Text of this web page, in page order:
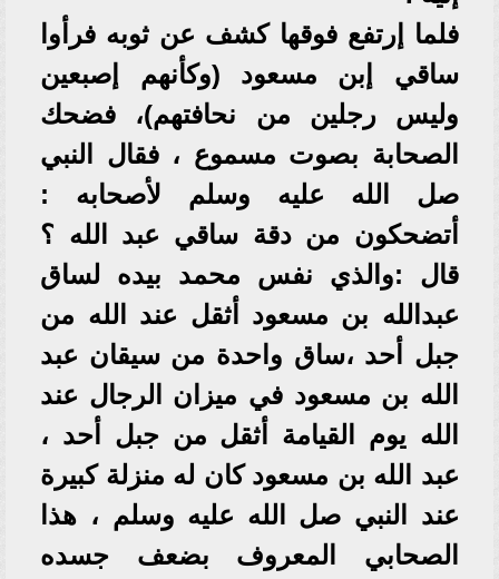
فلما إرتفع فوقها كشف عن ثوبه فرأوا
ساقي إبن مسعود (وكأنهم إصبعين
وليس رجلين من نحافتهم)، فضحك
الصحابة بصوت مسموع ، فقال النبي
صل الله عليه وسلم لأصحابه :
أتضحكون من دقة ساقي عبد الله ؟
قال :والذي نفس محمد بيده لساق
عبدالله بن مسعود أثقل عند الله من
جبل أحد ،ساق واحدة من سيقان عبد
الله بن مسعود في ميزان الرجال عند
الله يوم القيامة أثقل من جبل أحد ،
عبد الله بن مسعود كان له منزلة كبيرة
عند النبي صل الله عليه وسلم ، هذا
الصحابي المعروف بضعف جسده